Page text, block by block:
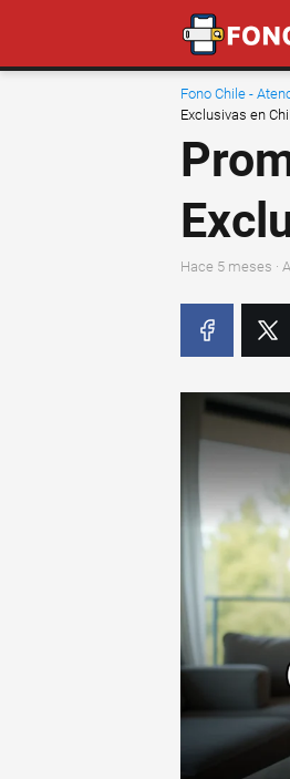
Fono Chile -
Exclusivas en
hace 5 meses ·